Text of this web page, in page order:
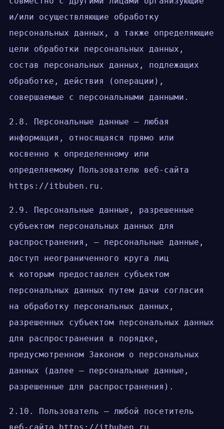
и/или осуществляющие обработку
персональных данных, а также определяющие
цели обработки персональных данных,
состав персональных данных, подлежащих
обработке, действия (операции),
совершаемые с персональными данными.
2.8. Персональные данные — любая
информация, относящаяся прямо или
косвенно к определенному или
определяемому Пользователю веб-сайта
https://itbuben.ru.
2.9. Персональные данные, разрешенные
субъектом персональных данных для
распространения, — персональные данные,
доступ неограниченного круга лиц
к которым предоставлен субъектом
персональных данных путем дачи согласия
на обработку персональных данных,
разрешенных субъектом персональных данных
для распространения в порядке,
предусмотренном Законом о персональных
данных (далее — персональные данные,
разрешенные для распространения).
2.10. Пользователь — любой посетитель
веб-сайта https://itbuben.ru.